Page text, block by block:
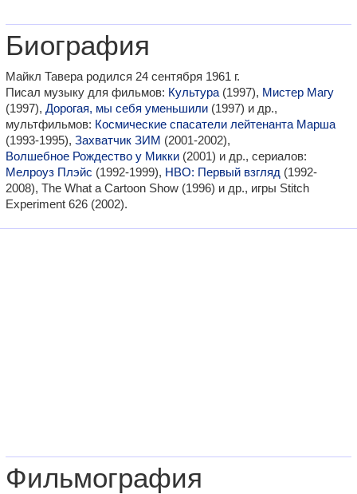
Биография
Майкл Тавера родился 24 сентября 1961 г.
Писал музыку для фильмов: Культура (1997), Мистер Магу
(1997), Дорогая, мы себя уменьшили (1997) и др.,
мультфильмов: Космические спасатели лейтенанта Марша
(1993-1995), Захватчик ЗИМ (2001-2002),
Волшебное Рождество у Микки (2001) и др., сериалов:
Мелроуз Плэйс (1992-1999), HBO: Первый взгляд (1992-
2008), The What a Cartoon Show (1996) и др., игры Stitch
Experiment 626 (2002).
Фильмография